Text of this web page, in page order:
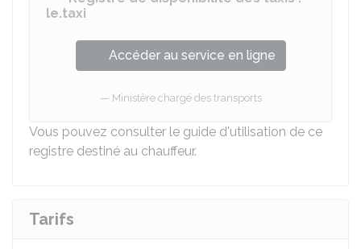
le.taxi
Accéder au service en ligne
Ministère chargé des transports
Vous pouvez consulter le guide d'utilisation de ce
registre destiné au chauffeur.
Tarifs